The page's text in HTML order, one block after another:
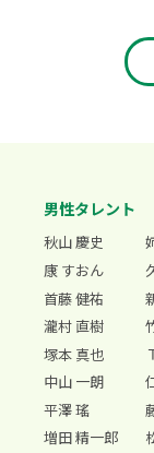
男性タレント
秋山 慶史
康 すおん
首藤 健祐
瀧村 直樹
塚本 真也
中山 一朗
平澤 瑤
増田 精一郎